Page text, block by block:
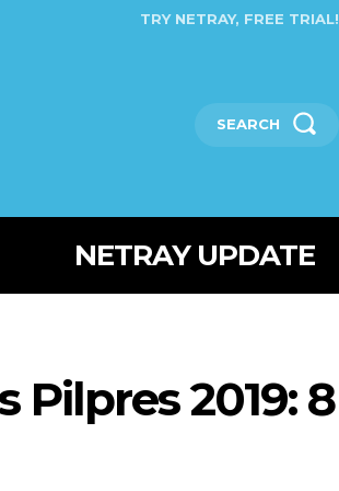
TRY NETRAY, FREE TRIAL!
SEARCH
NETRAY UPDATE
2019: 8